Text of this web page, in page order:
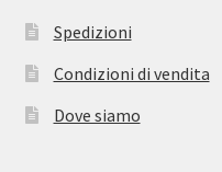
Spedizioni
Condizioni di vendita
Dove siamo